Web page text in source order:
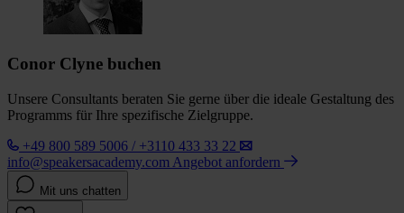
Conor Clyne buchen
Unsere Consultants beraten Sie gerne über die ideale Gestaltung des
Programms für Ihre spezifische Zielgruppe.
+49 800 589 5006 / +3110 433 33 22
info@speakersacademy.com Angebot anfordern
Mit uns chatten